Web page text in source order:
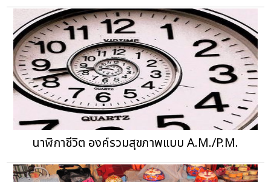
นาฬิกาชีวิต องค์รวมสุขภาพแบบ A.M./P.M.